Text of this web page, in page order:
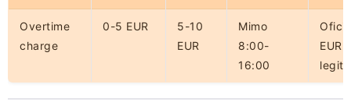
Overtime
charge
0-5 EUR
5-10
EUR
Mimo
8:00-
16:00
EUR